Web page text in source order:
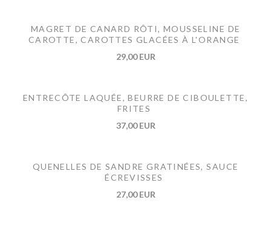
MAGRET DE CANARD RÔTI, MOUSSELINE DE
CAROTTE, CAROTTES GLACÉES À L'ORANGE
29,00 EUR
ENTRECÔTE LAQUÉE, BEURRE DE CIBOULETTE,
FRITES
37,00 EUR
QUENELLES DE SANDRE GRATINÉES, SAUCE
ÉCREVISSES
27,00 EUR